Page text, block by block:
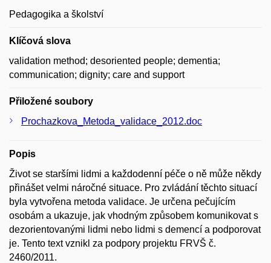
Pedagogika a školství
Klíčová slova
validation method; desoriented people; dementia;
communication; dignity; care and support
Přiložené soubory
Prochazkova_Metoda_validace_2012.doc
Popis
Život se staršími lidmi a každodenní péče o ně může někdy
přinášet velmi náročné situace. Pro zvládání těchto situací
byla vytvořena metoda validace. Je určena pečujícím
osobám a ukazuje, jak vhodným způsobem komunikovat s
dezorientovanými lidmi nebo lidmi s demencí a podporovat
je. Tento text vznikl za podpory projektu FRVŠ č.
2460/2011.